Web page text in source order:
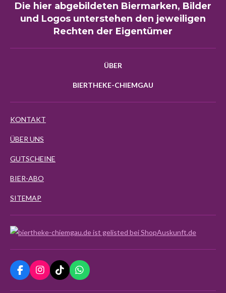
Die hier abgebildeten Biermarken, Bilder
und Logos unterstehen den jeweiligen
Rechten der Eigentümer
ÜBER
BIERTHEKE-CHIEMGAU
KONTAKT
ÜBER UNS
GUTSCHEINE
BIER-ABO
SITEMAP
F
a
I
n
T
i
W
h